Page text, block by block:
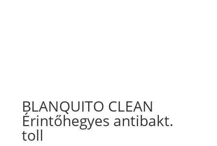
BLANQUITO CLEAN
Érintőhegyes antibakt.
toll